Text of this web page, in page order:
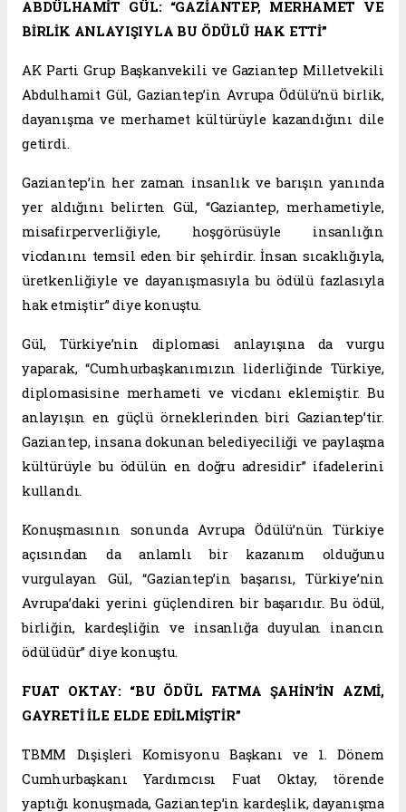
ABDÜLHAMİT GÜL: “GAZİANTEP, MERHAMET VE
BİRLİK ANLAYIŞIYLA BU ÖDÜLÜ HAK ETTİ”
AK Parti Grup Başkanvekili ve Gaziantep Milletvekili
Abdulhamit Gül, Gaziantep’in Avrupa Ödülü’nü birlik,
dayanışma ve merhamet kültürüyle kazandığını dile
getirdi.
Gaziantep’in her zaman insanlık ve barışın yanında
yer aldığını belirten Gül, “Gaziantep, merhametiyle,
misafirperverliğiyle, hoşgörüsüyle insanlığın
vicdanını temsil eden bir şehirdir. İnsan sıcaklığıyla,
üretkenliğiyle ve dayanışmasıyla bu ödülü fazlasıyla
hak etmiştir” diye konuştu.
Gül, Türkiye’nin diplomasi anlayışına da vurgu
yaparak, “Cumhurbaşkanımızın liderliğinde Türkiye,
diplomasisine merhameti ve vicdanı eklemiştir. Bu
anlayışın en güçlü örneklerinden biri Gaziantep’tir.
Gaziantep, insana dokunan belediyeciliği ve paylaşma
kültürüyle bu ödülün en doğru adresidir” ifadelerini
kullandı.
Konuşmasının sonunda Avrupa Ödülü’nün Türkiye
açısından da anlamlı bir kazanım olduğunu
vurgulayan Gül, “Gaziantep’in başarısı, Türkiye’nin
Avrupa’daki yerini güçlendiren bir başarıdır. Bu ödül,
birliğin, kardeşliğin ve insanlığa duyulan inancın
ödülüdür” diye konuştu.
FUAT OKTAY: “BU ÖDÜL FATMA ŞAHİN’İN AZMİ,
GAYRETİ İLE ELDE EDİLMİŞTİR”
TBMM Dışişleri Komisyonu Başkanı ve 1. Dönem
Cumhurbaşkanı Yardımcısı Fuat Oktay, törende
yaptığı konuşmada, Gaziantep’in kardeşlik, dayanışma